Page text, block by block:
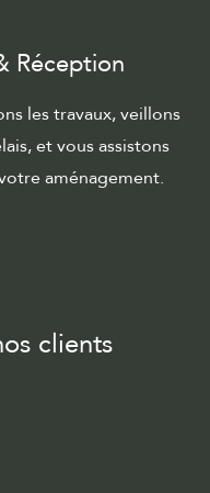
Réception
les travaux, veillons
et vous assistons
aménagement.
clients